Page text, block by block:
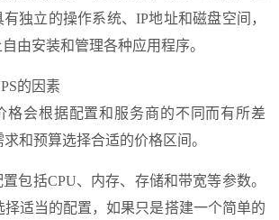
独立的操作系统、IP地址和磁盘空间，
由安装和管理各种应用程序。
的因素
格会根据配置和服务商的不同而有所差
和预算选择合适的价格区间。
包括CPU、内存、存储和带宽等参数。
适当的配置，如果只是搭建一个简单的